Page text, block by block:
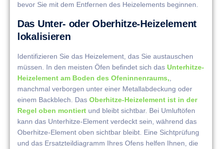
bevor Sie mit dem Entfernen des Heizelements beginnen.
Das Unter- oder Oberhitze-Heizelement
lokalisieren
Identifizieren Sie das Heizelement, das Sie austauschen
müssen. In den meisten Öfen befindet sich das Unterhitze-
Heizelement am Boden des Ofeninnenraums,
manchmal verborgen unter einer Metallabdeckung oder
einem Backblech. Das Oberhitze-Heizelement ist in der
Regel oben montiert und bleibt sichtbar. Bei Umluftöfen
kann das Unterhitze-Element verdeckt sein, während das
Oberhitze-Element oben sichtbar bleibt. Eine Sichtprüfung
und das Ersatzteildiagramm Ihres Ofens helfen Ihnen, die